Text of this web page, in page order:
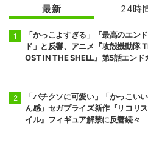
Fate/strange F
ake
最新 24時
「かっこよすぎる」「最高のエン
ド」と反響、アニメ『攻殻機動隊
OST IN THE SHELL』第5話エンド
「バチクソに可愛い」「かっこい
ん感」セガプライズ新作『リコリ
イル』フィギュア解禁に反響続々